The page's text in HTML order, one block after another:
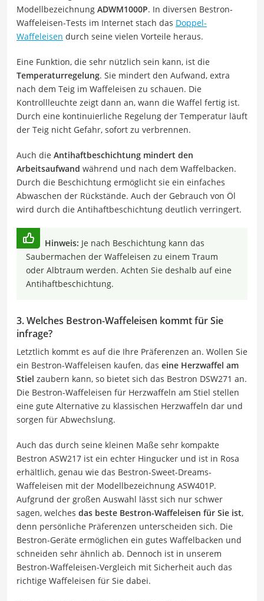
Modellbezeichnung ADWM1000P. In diversen Bestron-
Waffeleisen-Tests im Internet stach das Doppel-
Waffeleisen durch seine vielen Vorteile heraus.
Eine Funktion, die sehr nützlich sein kann, ist die
Temperaturregelung. Sie mindert den Aufwand, extra
nach dem Teig im Waffeleisen zu schauen. Die
Kontrollleuchte zeigt dann an, wann die Waffel fertig ist.
Durch eine kontinuierliche Regelung der Temperatur läuft
der Teig nicht Gefahr, sofort zu verbrennen.
Auch die Antihaftbeschichtung mindert den
Arbeitsaufwand während und nach dem Waffelbacken.
Durch die Beschichtung ermöglicht sie ein einfaches
Abwaschen der Rückstände. Auch der Gebrauch von Öl
wird durch die Antihaftbeschichtung deutlich verringert.
Hinweis: Je nach Beschichtung kann das
Saubermachen der Waffeleisen zu einem Traum
oder Albtraum werden. Achten Sie deshalb auf eine
Antihaftbeschichtung.
3. Welches Bestron-Waffeleisen kommt für Sie
infrage?
Letztlich kommt es auf die Ihre Präferenzen an. Wollen Sie
ein Bestron-Waffeleisen kaufen, das eine Herzwaffel am
Stiel zaubern kann, so bietet sich das Bestron DSW271 an.
Die Bestron-Waffeleisen für Herzwaffeln am Stiel stellen
eine gute Alternative zu klassischen Herzwaffeln dar und
sorgen für Abwechslung.
Auch das durch seine kleinen Maße sehr kompakte
Bestron ASW217 ist ein echter Hingucker und ist in Rosa
erhältlich, genau wie das Bestron-Sweet-Dreams-
Waffeleisen mit der Modellbezeichnung ASW401P.
Aufgrund der großen Auswahl lässt sich nur schwer
sagen, welches das beste Bestron-Waffeleisen für Sie ist,
denn persönliche Präferenzen unterscheiden sich. Die
Bestron-Geräte ermöglichen ein gutes Waffelbacken und
schneiden sehr ähnlich ab. Dennoch ist in unserem
Bestron-Waffeleisen-Vergleich mit Sicherheit auch das
richtige Waffeleisen für Sie dabei.